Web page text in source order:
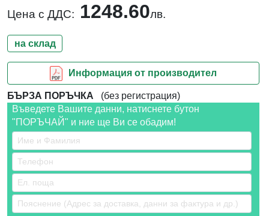
Цена с ДДС: 1248.60лв.
на склад
Информация от производител
БЪРЗА ПОРЪЧКА (без регистрация)
Въведете Вашите данни, натиснете бутон
"ПОРЪЧАЙ" и ние ще Ви се обадим!